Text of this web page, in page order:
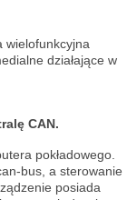
wielofunkcyjna
działające w
CAN.
pokładowego.
bus, a sterowanie
posiada